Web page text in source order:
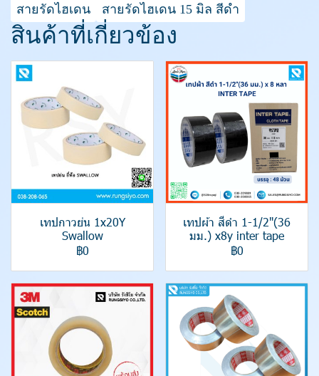
สายรัดไฮเดน สายรัดไฮเดน 15 มิล สีดำ
สินค้าที่เกี่ยวข้อง
เทปกาวย่น 1x20Y
Swallow
฿0
เทปผ้า สีดำ 1-1/2"(36
มม.) x8y inter tape
฿0